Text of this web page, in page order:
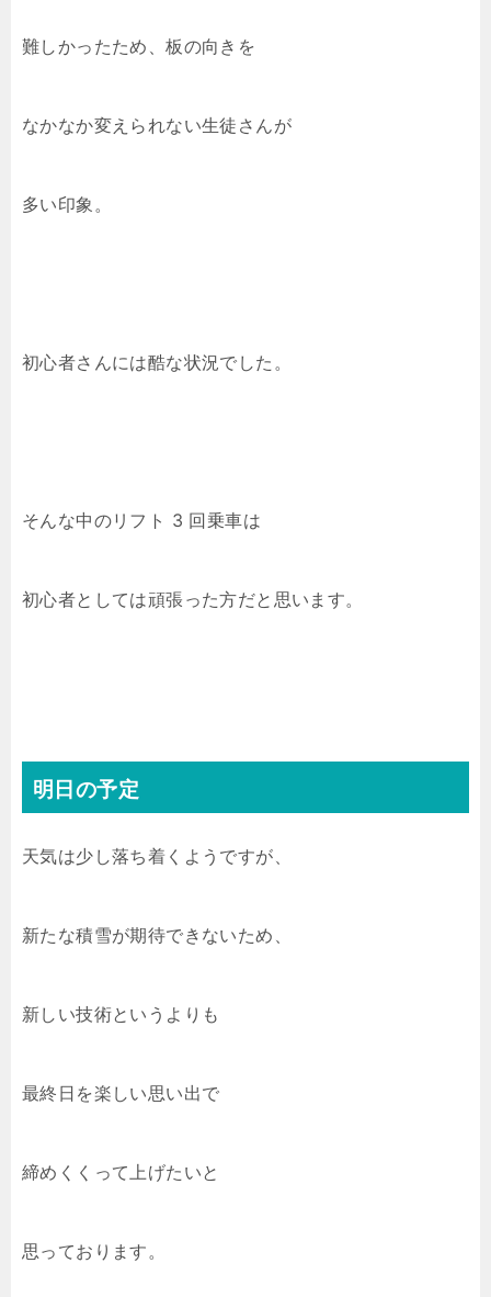
難しかったため、板の向きを
なかなか変えられない生徒さんが
多い印象。
初心者さんには酷な状況でした。
そんな中のリフト 3 回乗車は
初心者としては頑張った方だと思います。
明日の予定
天気は少し落ち着くようですが、
新たな積雪が期待できないため、
新しい技術というよりも
最終日を楽しい思い出で
締めくくって上げたいと
思っております。